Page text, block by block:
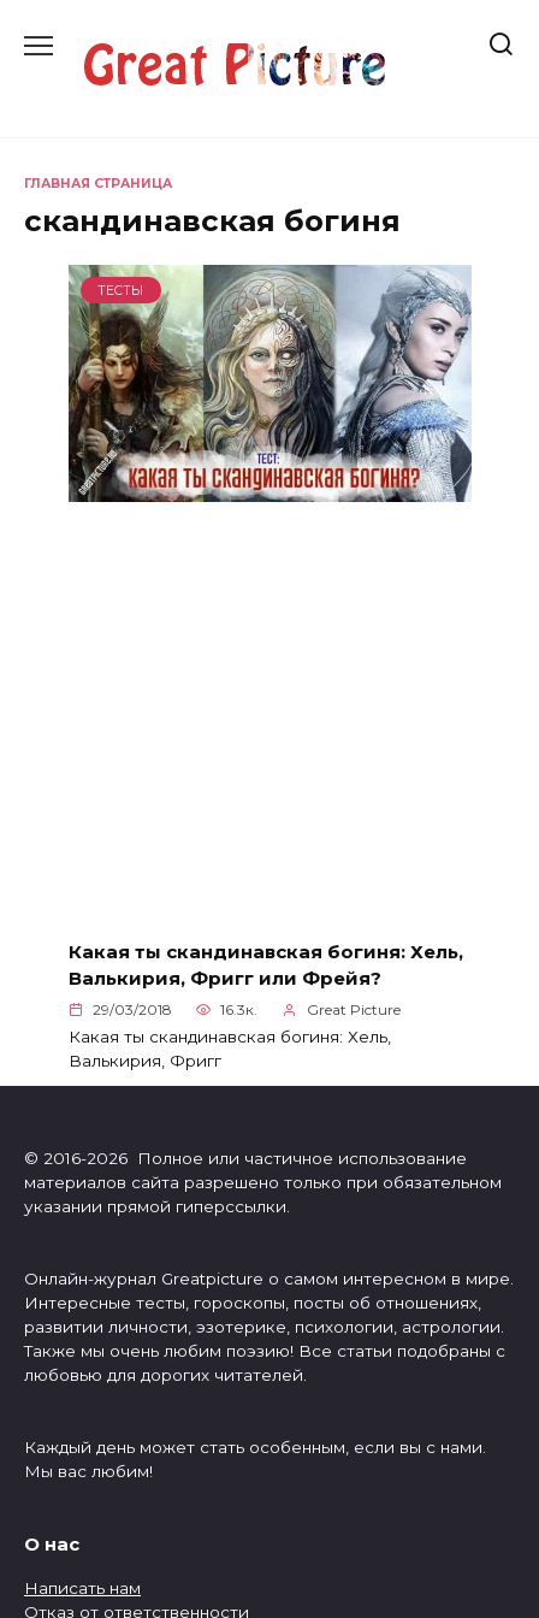
содержанию
ГЛАВНАЯ СТРАНИЦА
скандинавская богиня
ТЕСТЫ
Какая ты скандинавская богиня: Хель,
Валькирия, Фригг или Фрейя?
29/03/2018 16.3к. Great Picture
Какая ты скандинавская богиня: Хель,
Валькирия, Фригг
© 2016-2026 Полное или частичное использование
материалов сайта разрешено только при обязательном
указании прямой гиперссылки.
Онлайн-журнал Greatpicture о самом интересном в мире.
Интересные тесты, гороскопы, посты об отношениях,
развитии личности, эзотерике, психологии, астрологии.
Также мы очень любим поэзию! Все статьи подобраны с
любовью для дорогих читателей.
Каждый день может стать особенным, если вы с нами.
Мы вас любим!
О нас
Написать нам
Отказ от ответственности